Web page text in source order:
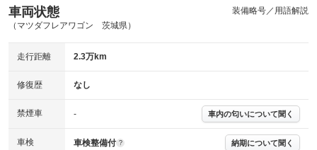
車両状態
（マツダフレアワゴン 茨城県）
装備略号／用語解説
走行距離 2.3万km
修復歴 なし
禁煙車 - 車内の匂いについて聞く
車検 車検整備付 ? 納期について聞く